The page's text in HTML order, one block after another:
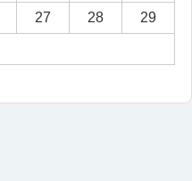
27 28 29